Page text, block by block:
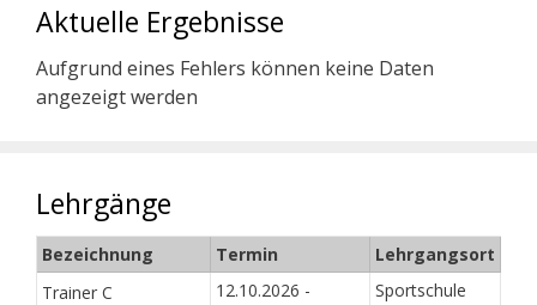
Aktuelle Ergebnisse
Aufgrund eines Fehlers können keine Daten
angezeigt werden
Lehrgänge
Bezeichnung Termin
Lehrgangsort
Trainer C
12.10.2026 -
Sportschule